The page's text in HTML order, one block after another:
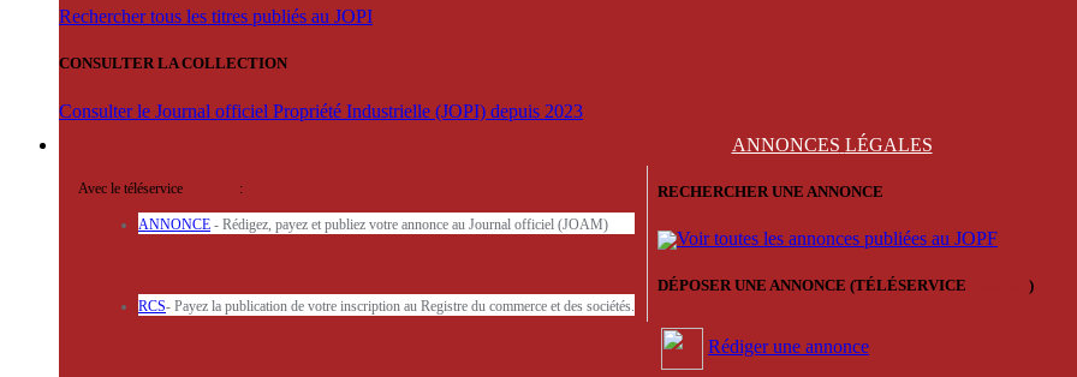
Rechercher tous les titres publiés au JOPI
CONSULTER LA COLLECTION
Consulter le Journal officiel Propriété Industrielle (JOPI) depuis 2023
ANNONCES LÉGALES
Avec le téléservice :
ANNONCE - Rédigez, payez et publiez votre annonce au Journal officiel (JOAM)
RCS- Payez la publication de votre inscription au Registre du commerce et des sociétés.
RECHERCHER UNE ANNONCE
Voir toutes les annonces publiées au JOPF
DÉPOSER UNE ANNONCE (TÉLÉSERVICE )
Rédiger une annonce